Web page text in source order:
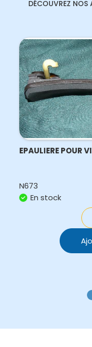
DÉCOUVREZ NOS
EPAULIERE POUR
N673
En stock